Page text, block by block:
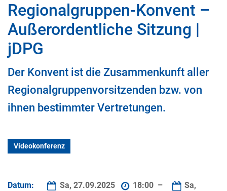
Regionalgruppen-Konvent –
Außerordentliche Sitzung |
jDPG
Der Konvent ist die Zusammenkunft aller
Regionalgruppenvorsitzenden bzw. von
ihnen bestimmter Vertretungen.
Videokonferenz
Datum: Sa, 27.09.2025 18:00 –
Sa,